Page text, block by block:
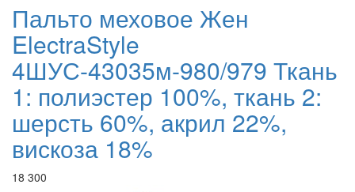
Пальто меховое Жен
ElectraStyle
4ШУС-43035м-980/979 Ткань
1: полиэстер 100%, ткань 2:
шерсть 60%, акрил 22%,
вискоза 18%
18 300